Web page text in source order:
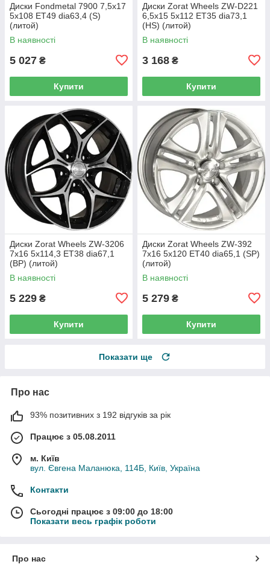
Диски Fondmetal 7900 7,5x17
5x108 ET49 dia63,4 (S)
(литой)
В наявності
5 027 ₴
Купити
Диски Zorat Wheels ZW-D221
6,5x15 5x112 ET35 dia73,1
(HS) (литой)
В наявності
3 168 ₴
Купити
Диски Zorat Wheels ZW-3206
7x16 5x114,3 ET38 dia67,1
(BP) (литой)
В наявності
5 229 ₴
Купити
Диски Zorat Wheels ZW-392
7x16 5x120 ET40 dia65,1 (SP)
(литой)
В наявності
5 279 ₴
Купити
Показати ще
Про нас
93% позитивних з 192 відгуків за рік
Працює з 05.08.2011
м. Київ
вул. Євгена Маланюка, 114Б, Київ, Україна
Контакти
Сьогодні працює з 09:00 до 18:00
Показати весь графік роботи
Про нас